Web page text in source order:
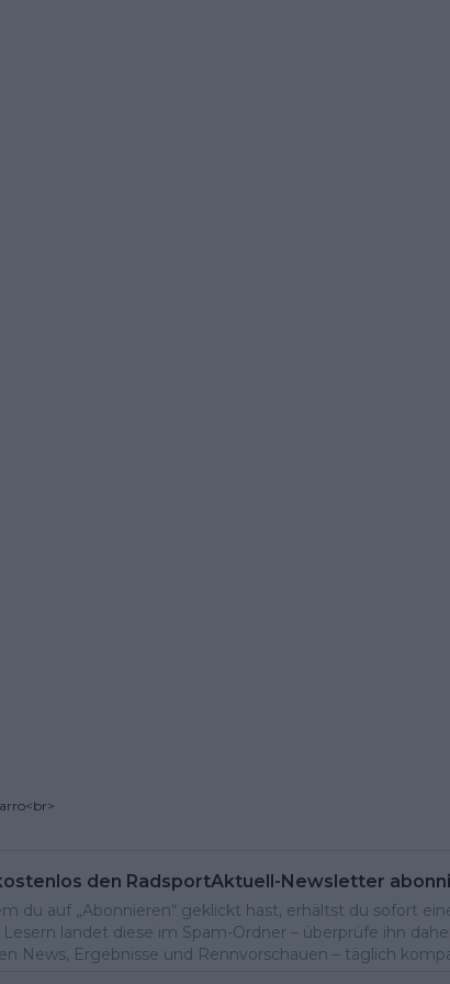
den RadsportAktuell-Newsletter
du auf „Abonnieren“ geklickt hast, erhältst du sofort
landet diese im Spam-Ordner – überprüfe ihn
News, Ergebnisse und Rennvorschauen – täglich